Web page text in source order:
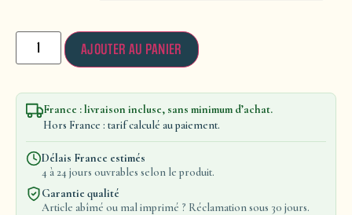
AJOUTER AU PANIER
France : livraison incluse, sans minimum d’achat.
Hors France : tarif calculé au paiement.
Délais France estimés
4 à 24 jours ouvrables selon le produit.
Garantie qualité
Article abîmé ou mal imprimé ? Réclamation sous 30 jours.